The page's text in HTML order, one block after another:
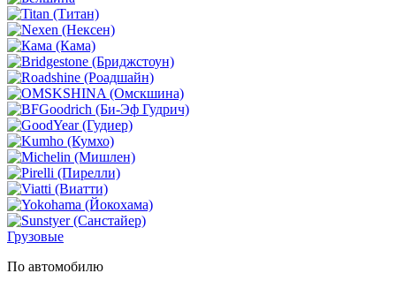
Грузовые
По автомобилю